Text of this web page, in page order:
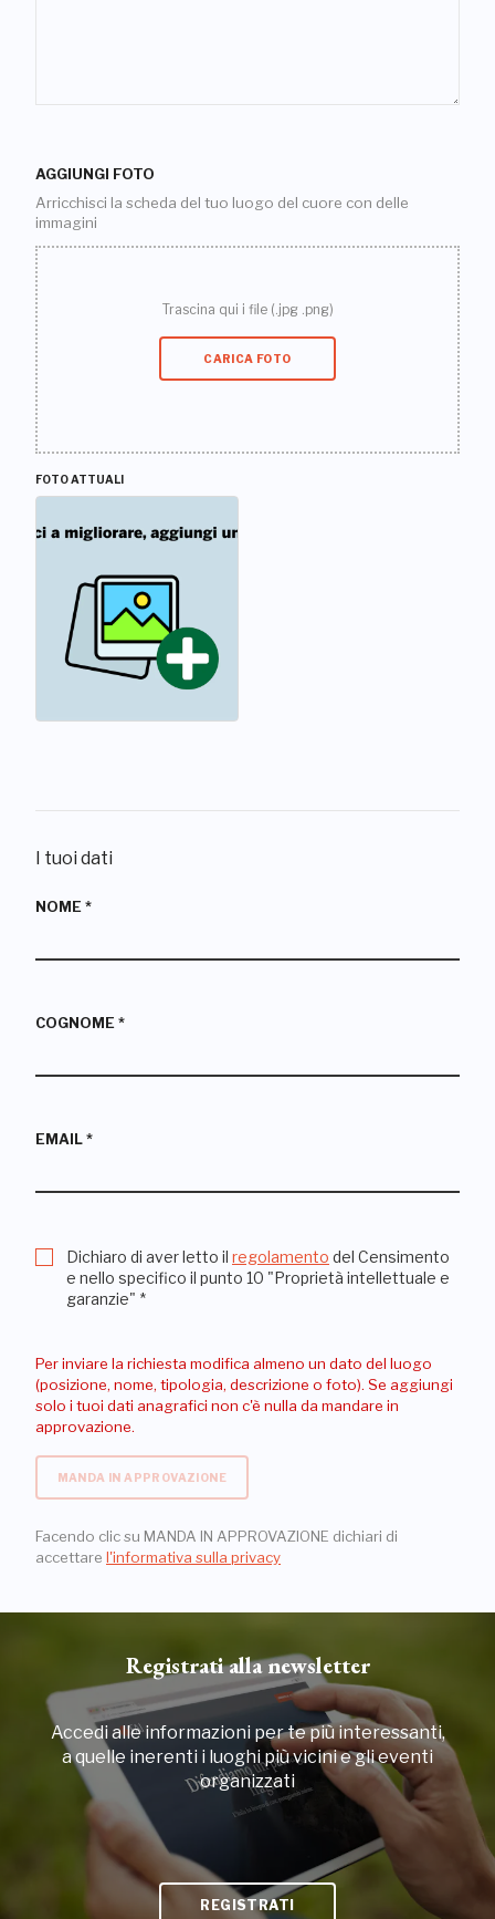
AGGIUNGI FOTO
Arricchisci la scheda del tuo luogo del cuore con delle
immagini
Trascina qui i file (.jpg .png)
CARICA FOTO
FOTO ATTUALI
I tuoi dati
NOME *
COGNOME *
EMAIL *
Dichiaro di aver letto il regolamento del Censimento
e nello specifico il punto 10 "Proprietà intellettuale e
garanzie" *
Per inviare la richiesta modifica almeno un dato del luogo
(posizione, nome, tipologia, descrizione o foto). Se aggiungi
solo i tuoi dati anagrafici non c'è nulla da mandare in
approvazione.
MANDA IN APPROVAZIONE
Facendo clic su MANDA IN APPROVAZIONE dichiari di
accettare l'informativa sulla privacy
Registrati alla newsletter
Accedi alle informazioni per te più interessanti,
a quelle inerenti i luoghi più vicini e gli eventi
organizzati
REGISTRATI